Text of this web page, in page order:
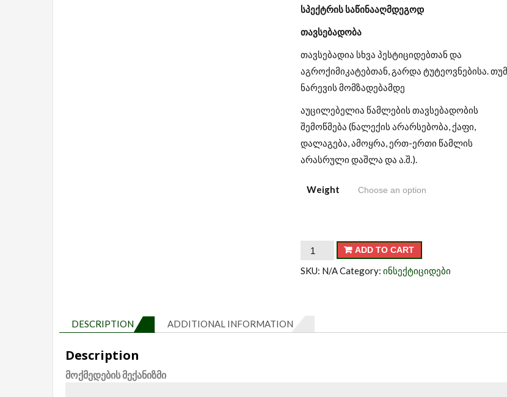
სპექტრის საწინააღმდეგოდ
თავსებადობა
თავსებადია სხვა პესტიციდებთან და
აგროქიმიკატებთან, გარდა ტუტეოვნებისა.
ნარევის მომზადებამდე
აუცილებელია წამლების თავსებადობის
შემოწმება (ნალექის არარსებობა, ქაფი,
დალაგება, ამოყრა, ერთ-ერთი წამლის
არასრული დაშლა და ა.შ.).
Weight
ანტიგუსინი ADD TO CART
SKU: N/ACategory:ინსექტიციდები
DESCRIPTION ADDITIONAL INFORMATION
Description
მოქმედების მექანიზმი